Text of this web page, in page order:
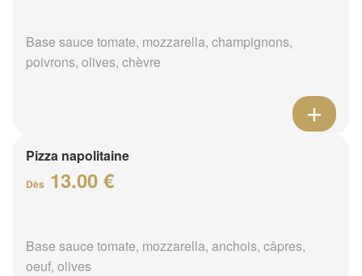
Base sauce tomate, mozzarella, champignons,
poivrons, olives, chèvre
Pizza napolitaine
Dès 13.00 €
Base sauce tomate, mozzarella, anchois, câpres,
oeuf, olives